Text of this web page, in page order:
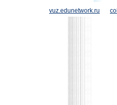
vuz.edunetwork.ru